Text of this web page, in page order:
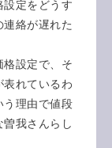
設定をどうす
絡が遅れた
格設定で、そ
表れているわ
う理由で値段
我さんらし